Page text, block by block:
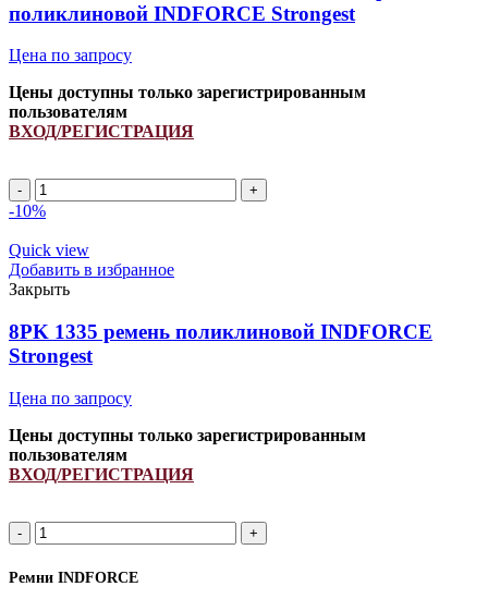
поликлиновой INDFORCE Strongest
Цена по запросу
Цены доступны только зарегистрированным
пользователям
ВХОД/РЕГИСТРАЦИЯ
8PK
1829/
3103698/
87699094
ремень
поликлиновой
INDFORCE
Strongest
quantity
-10%
Quick view
Добавить в избранное
Закрыть
8PK 1335 ремень поликлиновой INDFORCE
Strongest
Цена по запросу
Цены доступны только зарегистрированным
пользователям
ВХОД/РЕГИСТРАЦИЯ
8PK
1335
ремень
поликлиновой
Ремни INDFORCE